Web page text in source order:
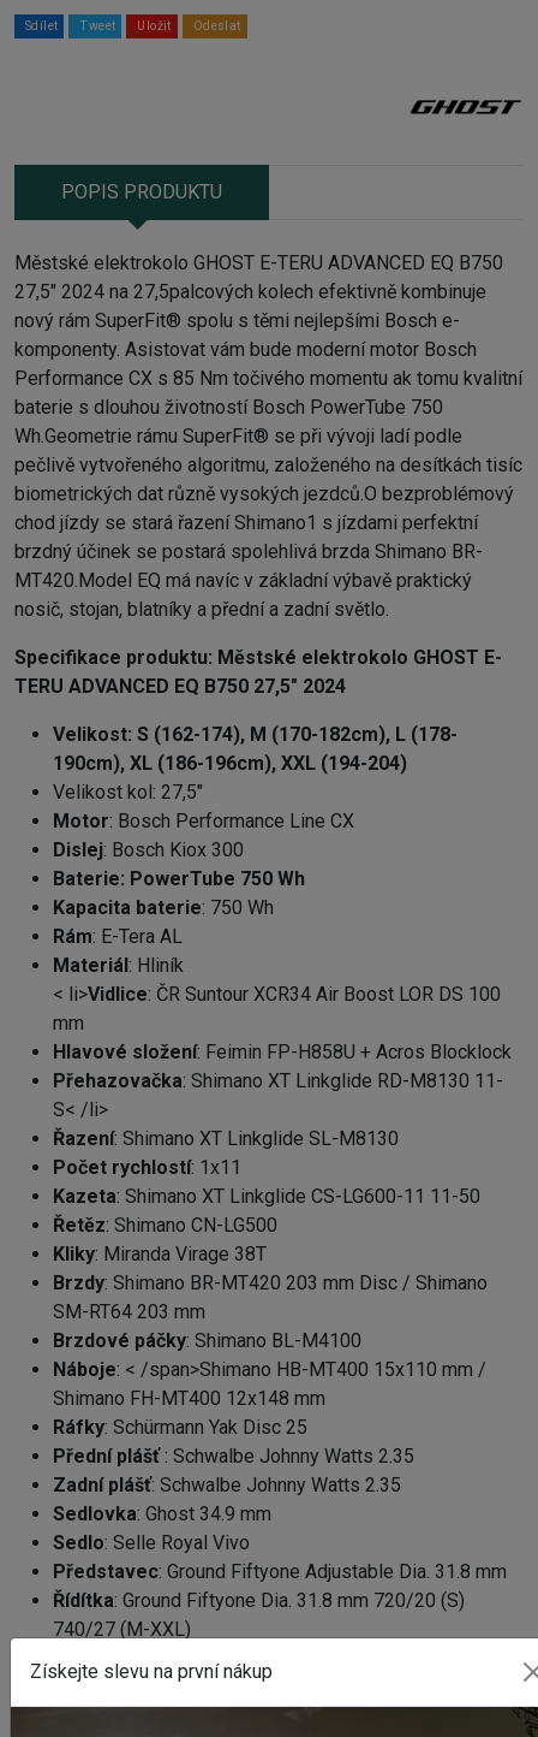
Sdílet Tweet Uložit Odeslat
POPIS PRODUKTU
Městské elektrokolo GHOST E-TERU ADVANCED EQ B750
27,5" 2024 na 27,5palcových kolech efektivně kombinuje
nový rám SuperFit® spolu s těmi nejlepšími Bosch e-
komponenty. Asistovat vám bude moderní motor Bosch
Performance CX s 85 Nm točivého momentu ak tomu kvalitní
baterie s dlouhou životností Bosch PowerTube 750
Wh.Geometrie rámu SuperFit® se při vývoji ladí podle
pečlivě vytvořeného algoritmu, založeného na desítkách tisíc
biometrických dat různě vysokých jezdců.O bezproblémový
chod jízdy se stará řazení Shimano1 s jízdami perfektní
brzdný účinek se postará spolehlivá brzda Shimano BR-
MT420.Model EQ má navíc v základní výbavě praktický
nosič, stojan, blatníky a přední a zadní světlo.
Specifikace produktu: Městské elektrokolo GHOST E-
TERU ADVANCED EQ B750 27,5" 2024
Velikost: S (162-174), M (170-182cm), L (178-
190cm), XL (186-196cm), XXL (194-204)
Velikost kol : 27,5"
Motor: Bosch Performance Line CX
Dislej: Bosch Kiox 300
Baterie: PowerTube 750 Wh
Kapacita baterie: 750 Wh
Rám: E-Tera AL
Materiál : Hliník
< li>Vidlice: ČR Suntour XCR34 Air Boost LOR DS 100
mm
Hlavové složení: Feimin FP-H858U + Acros Blocklock
Přehazovačka: Shimano XT Linkglide RD-M8130 11-
S< /li>
Řazení: Shimano XT Linkglide SL-M8130
Počet rychlostí: 1x11
Kazeta: Shimano XT Linkglide CS-LG600-11 11-50
Řetěz: Shimano CN-LG500
Kliky: Miranda Virage 38T
Brzdy: Shimano BR-MT420 203 mm Disc / Shimano
SM-RT64 203 mm
Brzdové páčky: Shimano BL-M4100
Náboje: < /span>Shimano HB-MT400 15x110 mm /
Shimano FH-MT400 12x148 mm
Ráfky: Schürmann Yak Disc 25
Přední plášť : Schwalbe Johnny Watts 2.35
Zadní plášť: Schwalbe Johnny Watts 2.35
Sedlovka: Ghost 34.9 mm
Sedlo: Selle Royal Vivo
Představec: Ground Fiftyone Adjustable Dia. 31.8 mm
Řídítka: Ground Fiftyone Dia. 31.8 mm 720/20 (S)
740/27 (M-XXL)
Gripy
MTB Grip
Pedál
: VPE- 527
Získejte slevu na první nákup